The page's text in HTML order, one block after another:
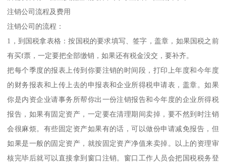
注销公司流程及费用
注销公司的流程：
1，到国税拿表格：按国税的要求填写、签字，盖章，如果国税之前
有买f票，一定要把全部缴销，如果还有税金没交，要补齐。
把每个季度的报表上传到你要注销的时间段，打印上年度和今年度
的财务报表和上传上去的申报表和企业所得税申请表，盖章。如果
你是内资企业请事务所帮你出一份注销报告和今年度的企业所得税
报告，如果有固定资产，一定要在清理期间卖掉，要不然到时注销
会很麻烦。有些固定资产如果有的话，可以做份申请减免报告，但
如果是一般的固定资产，就按固定资产净值来卖掉。以上的资理审
核完毕后就可以直接拿到窗口注销。窗口工作人员会把国税税务登